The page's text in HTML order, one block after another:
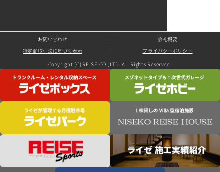
お問い合わせ 会社概要
特定商取引法に基づく表示 プライバシーポリシー
Copyright (C) REISE CO., LTD. All Rights Reserved.